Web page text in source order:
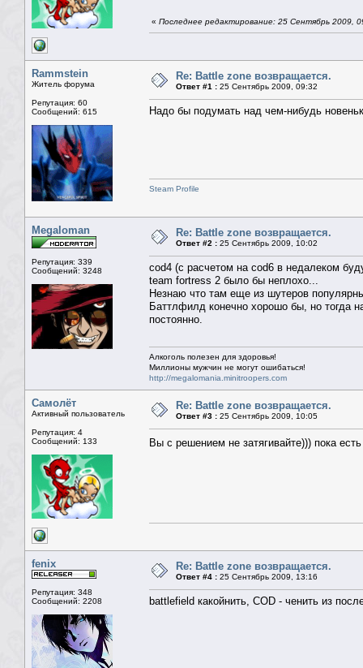
« Последнее редактирование: 25 Сентябрь 2009,
Rammstein
Житель форума
Репутация: 60
Сообщений: 615
Re: Battle zone возвращается.
Ответ #1 : 25 Сентябрь 2009, 09:32
Надо бы подумать над чем-нибудь
Steam Profile
Megaloman
Репутация: 339
Сообщений: 3248
Re: Battle zone возвращается.
Ответ #2 : 25 Сентябрь 2009, 10:02
cod4 (с расчетом на cod6 в недалеком
team fortress 2 было бы неплохо...
Незнаю что там еще из шутеров
Баттлфилд конечно хорошо бы, но тогда
постоянно.
Алкоголь полезен для здоровья!
Миллионы мужчин не могут ошибаться!
http://megalomania.minitroopers.com
Самолёт
Активный пользователь
Репутация: 4
Сообщений: 133
Re: Battle zone возвращается.
Ответ #3 : 25 Сентябрь 2009, 10:05
Вы с решением не затягивайте))) пока
fenix
Репутация: 348
Сообщений: 2208
Re: Battle zone возвращается.
Ответ #4 : 25 Сентябрь 2009, 13:16
battlefield какойнить, COD - ченить из